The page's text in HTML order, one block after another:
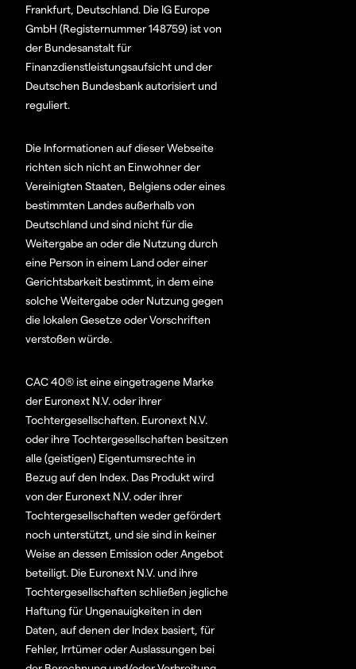
Frankfurt, Deutschland. Die IG Europe
GmbH (Registernummer 148759) ist von
der Bundesanstalt für
Finanzdienstleistungsaufsicht und der
Deutschen Bundesbank autorisiert und
reguliert.
Die Informationen auf dieser Webseite
richten sich nicht an Einwohner der
Vereinigten Staaten, Belgiens oder eines
bestimmten Landes außerhalb von
Deutschland und sind nicht für die
Weitergabe an oder die Nutzung durch
eine Person in einem Land oder einer
Gerichtsbarkeit bestimmt, in dem eine
solche Weitergabe oder Nutzung gegen
die lokalen Gesetze oder Vorschriften
verstoßen würde.
CAC 40® ist eine eingetragene Marke
der Euronext N.V. oder ihrer
Tochtergesellschaften. Euronext N.V.
oder ihre Tochtergesellschaften besitzen
alle (geistigen) Eigentumsrechte in
Bezug auf den Index. Das Produkt wird
von der Euronext N.V. oder ihrer
Tochtergesellschaften weder gefördert
noch unterstützt, und sie sind in keiner
Weise an dessen Emission oder Angebot
beteiligt. Die Euronext N.V. und ihre
Tochtergesellschaften schließen jegliche
Haftung für Ungenauigkeiten in den
Daten, auf denen der Index basiert, für
Fehler, Irrtümer oder Auslassungen bei